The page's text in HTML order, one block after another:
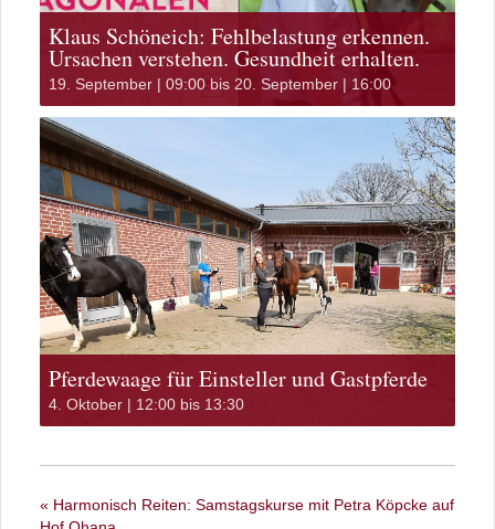
Klaus Schöneich: Fehlbelastung erkennen.
Ursachen verstehen. Gesundheit erhalten.
19. September | 09:00 bis 20. September | 16:00
Pferdewaage für Einsteller und Gastpferde
4. Oktober | 12:00 bis 13:30
« Harmonisch Reiten: Samstagskurse mit Petra Köpcke auf